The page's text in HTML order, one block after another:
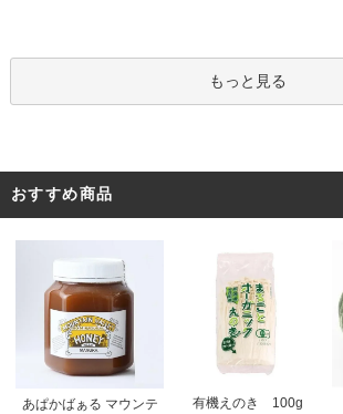
もっと見る
おすすめ商品
あぱかばぁる マウンテ
有機えのき 100g